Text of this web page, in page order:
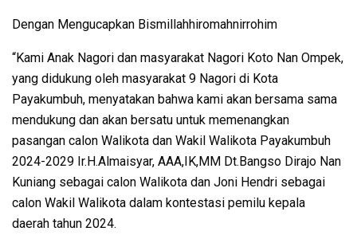
Dengan Mengucapkan Bismillahhiromahnirrohim
“Kami Anak Nagori dan masyarakat Nagori Koto Nan Ompek,
yang didukung oleh masyarakat 9 Nagori di Kota
Payakumbuh, menyatakan bahwa kami akan bersama sama
mendukung dan akan bersatu untuk memenangkan
pasangan calon Walikota dan Wakil Walikota Payakumbuh
2024-2029 Ir.H.Almaisyar, AAA,IK,MM Dt.Bangso Dirajo Nan
Kuniang sebagai calon Walikota dan Joni Hendri sebagai
calon Wakil Walikota dalam kontestasi pemilu kepala
daerah tahun 2024.